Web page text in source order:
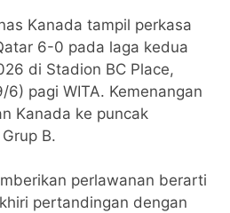
Kanada tampil perkasa
6-0 pada laga kedua
di Stadion BC Place,
6) pagi WITA. Kemenangan
Kanada ke puncak
B.
perlawanan berarti
pertandingan dengan